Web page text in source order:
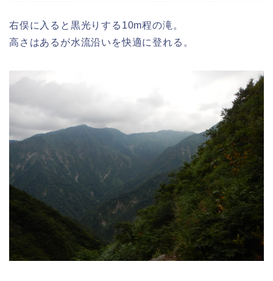
右俣に入ると黒光りする10m程の滝。
高さはあるが水流沿いを快適に登れる。